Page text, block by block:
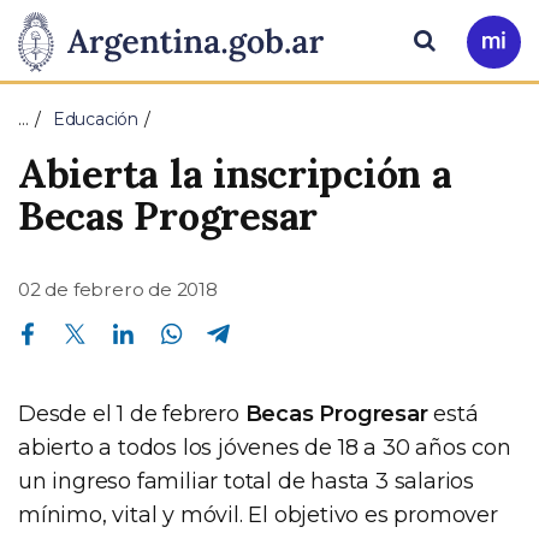
Presidencia
de
Nación
Pasar al contenido principal
Ir
a
Buscar
… Educación
Abierta la inscripción a
Becas Progresar
02 de febrero de 2018
Compartir en Facebook Compartir en Twitter Compartir en Linkedin Compartir en Whatsapp
Desde el 1 de febrero Becas Progresarestá
abierto a todos los jóvenes de 18 a 30 años con
un ingreso familiar total de hasta 3 salarios
mínimo, vital y móvil. El objetivo es promover